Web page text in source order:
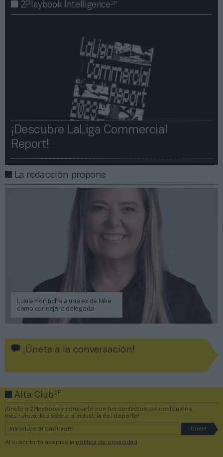
2Playbook Intelligence2P
¡Descubre LaLiga Commercial
Report!​​
La redacción propone
Lululemon ficha a una ex de Nike
como consejera delegada
¡Únete a la conversación!
Alta Club2P
¡Únete a 2Playbook y comparte con tus contactos los contenidos
más relevantes sobre la industria del deporte!
Al suscribirte aceptas la política de privacidad